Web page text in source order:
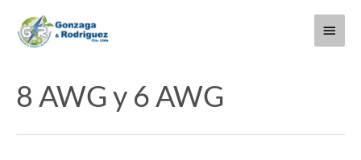
contenido
Menú
8 AWG y 6 AWG